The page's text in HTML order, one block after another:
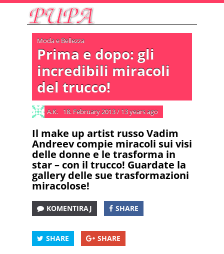
Moda e Bellezza
Prima e dopo: gli
incredibili miracoli
del trucco!
A.K. 18. February 2013/ 13 years ago
Il make up artist russo Vadim
Andreev compie miracoli sui visi
delle donne e le trasforma in
star – con il trucco! Guardate la
gallery delle sue trasformazioni
miracolose!
KOMENTIRAJ SHARE
SHARE SHARE